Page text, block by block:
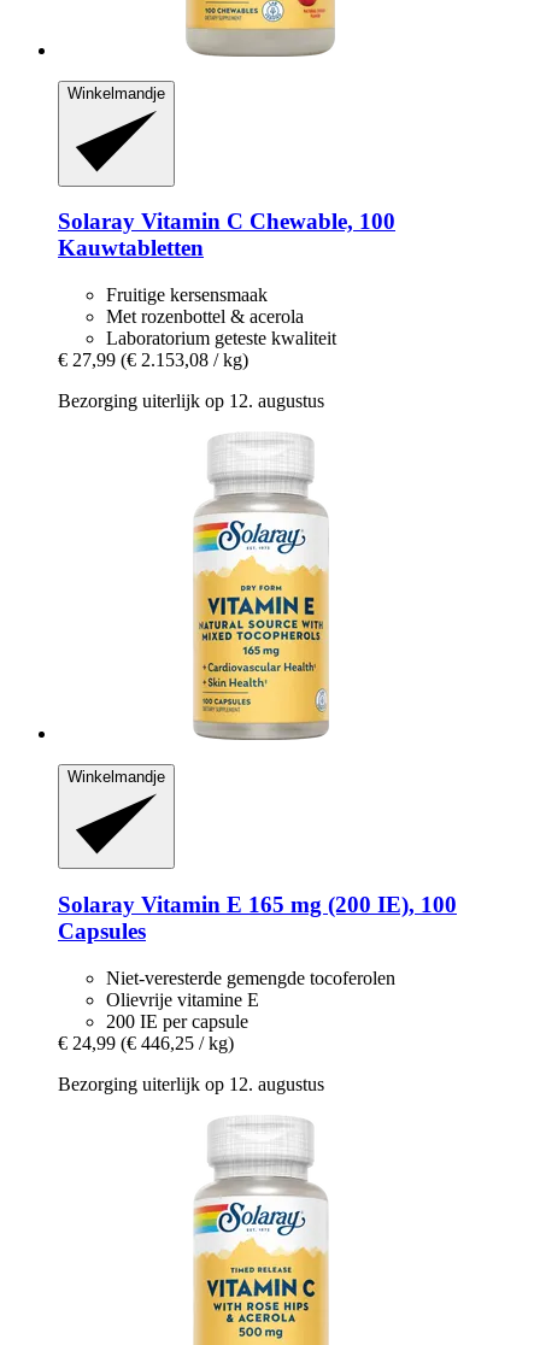
Winkelmandje
Solaray Vitamin C Chewable, 100
Kauwtabletten
Fruitige kersensmaak
Met rozenbottel & acerola
Laboratorium geteste kwaliteit
€ 27,99 (€ 2.153,08 / kg)
Bezorging uiterlijk op 12. augustus
Winkelmandje
Solaray Vitamin E 165 mg (200 IE), 100
Capsules
Niet-veresterde gemengde tocoferolen
Olievrije vitamine E
200 IE per capsule
€ 24,99 (€ 446,25 / kg)
Bezorging uiterlijk op 12. augustus